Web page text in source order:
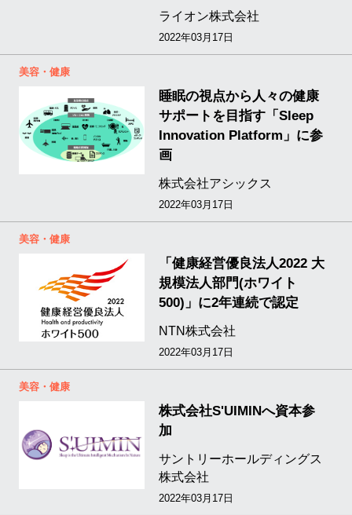
ライオン株式会社
2022年03月17日
美容・健康
睡眠の視点から人々の健康
サポートを目指す「Sleep
Innovation Platform」に参
画
株式会社アシックス
2022年03月17日
美容・健康
「健康経営優良法人2022 大
規模法人部門(ホワイト
500)」に2年連続で認定
NTN株式会社
2022年03月17日
美容・健康
株式会社S'UIMINへ資本参
加
サントリーホールディングス
株式会社
2022年03月17日